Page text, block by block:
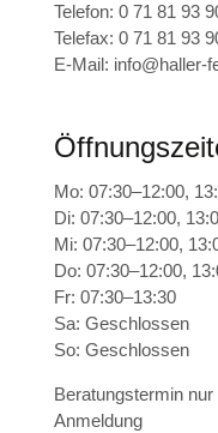
Telefon: 0 71 81 93
Telefax: 0 71 81 93
E-Mail: info@haller-
Mo: 07:30–12:00,
Di: 07:30–12:00,
Mi: 07:30–12:00,
Do: 07:30–12:00,
Fr: 07:30–13:30
Sa: Geschlossen
So: Geschlossen
Beratungstermin
Anmeldung